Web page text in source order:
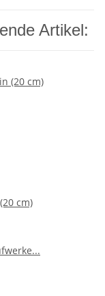
Artikel:
cm)